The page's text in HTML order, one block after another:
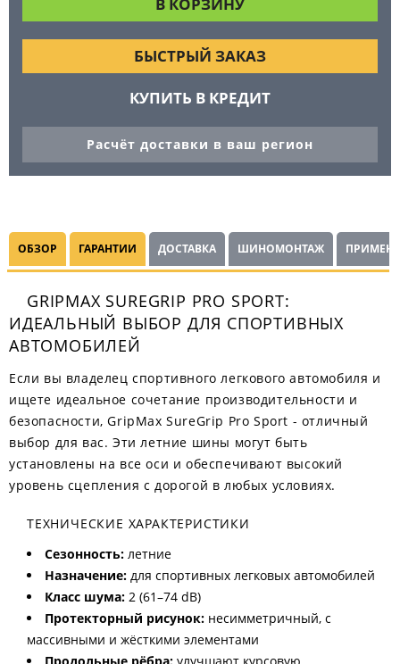
БЫСТРЫЙ ЗАКАЗ
КУПИТЬ В КРЕДИТ
Расчёт доставки в ваш регион
ОБЗОР ГАРАНТИИ ДОСТАВКА ШИНОМОНТАЖ
GRIPMAX SUREGRIP PRO SPORT:
ИДЕАЛЬНЫЙ ВЫБОР ДЛЯ СПОРТИВНЫХ
АВТОМОБИЛЕЙ
Если вы владелец спортивного легкового автомобиля и
ищете идеальное сочетание производительности и
безопасности, GripMax SureGrip Pro Sport - отличный
выбор для вас. Эти летние шины могут быть
установлены на все оси и обеспечивают высокий
уровень сцепления с дорогой в любых условиях.
ТЕХНИЧЕСКИЕ ХАРАКТЕРИСТИКИ
Сезонность: летние
Назначение: для спортивных легковых автомобилей
Класс шума: 2 (61–74 dB)
Протекторный рисунок: несимметричный, с
массивными и жёсткими элементами